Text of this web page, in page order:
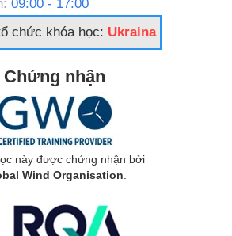
09:00 - 17:00
chức khóa học: Ukraina
Chứng nhận
này được chứng nhận bởi
Wind Organisation